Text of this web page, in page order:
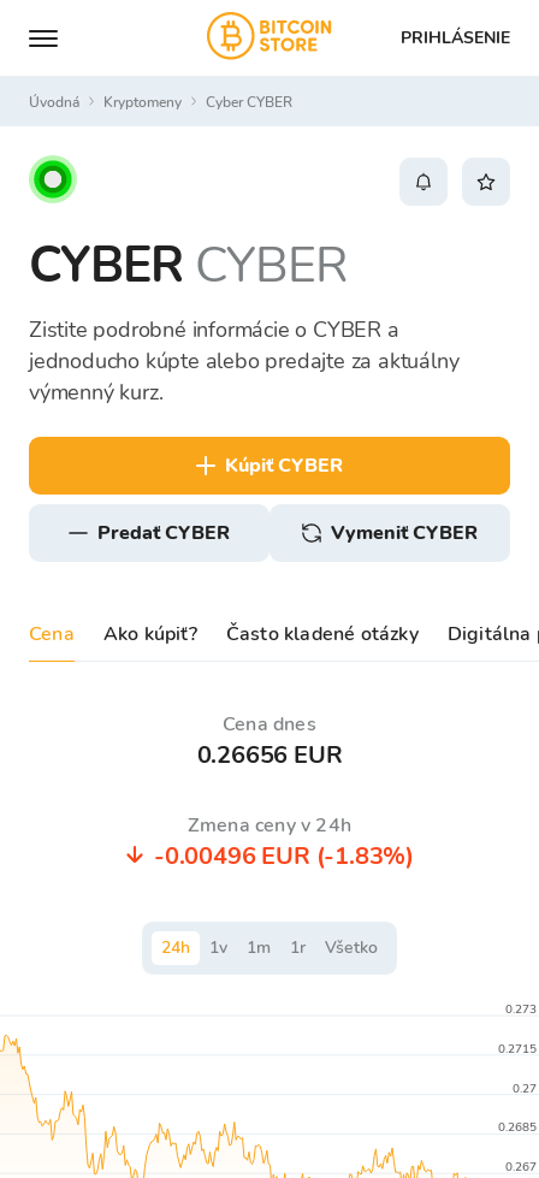
PRIHLÁSENIE
Úvodná Kryptomeny Cyber CYBER
CYBER CYBER
Zistite podrobné informácie o CYBER a
jednoducho kúpte alebo predajte za aktuálny
výmenný kurz.
kúpiť CYBER
predať CYBER Vymeniť CYBER
Cena Ako kúpiť? Často kladené otázky Digitálna
Cena dnes
0.26656 EUR
Zmena ceny v 24h
-0.00496 EUR (-1.83%)
24h 1v 1m 1r Všetko
0.267
0.2685
0.27
0.2715
0.273